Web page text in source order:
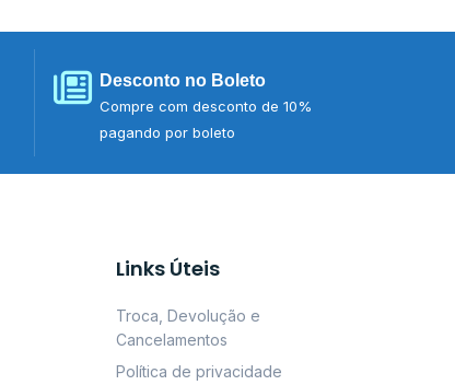
Desconto no Boleto
Compre com desconto de 10%
pagando por boleto
Links Úteis
Troca, Devolução e
Cancelamentos
Política de privacidade